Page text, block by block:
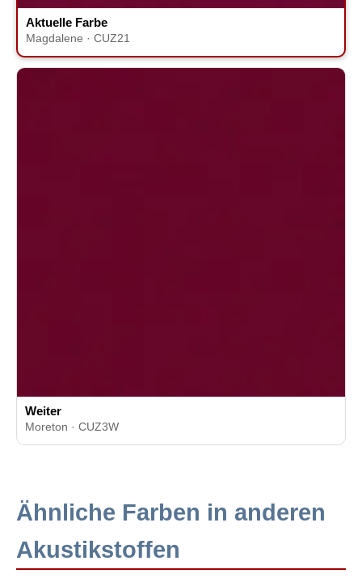
Aktuelle Farbe
Magdalene · CUZ21
Weiter
Moreton · CUZ3W
Ähnliche Farben in anderen
Akustikstoffen